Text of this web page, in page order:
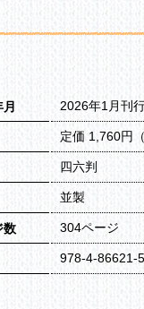
2026年1月刊
定価 1,760円（
四六判
並製
数 304ページ
978-4-86621-